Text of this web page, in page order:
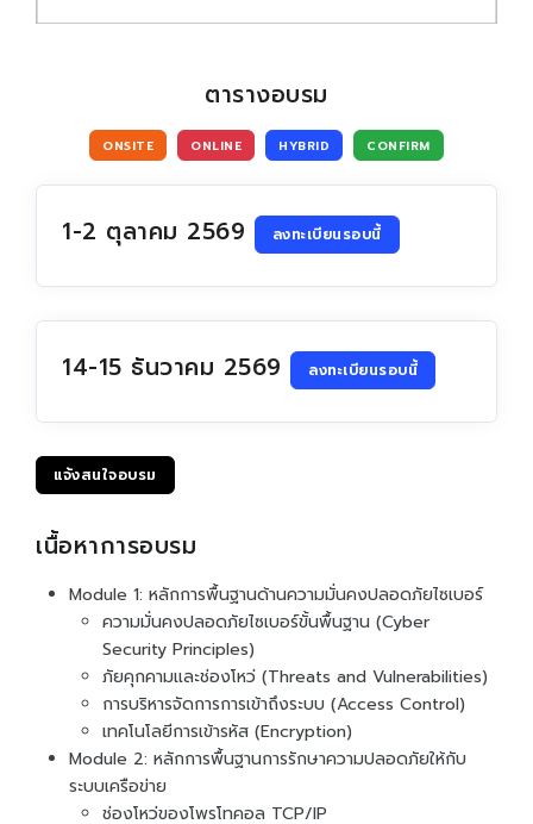
ตารางอบรม
ONSITE ONLINE HYBRID CONFIRM
1-2 ตุลาคม 2569 ลงทะเบียนรอบนี้
14-15 ธันวาคม 2569 ลงทะเบียนรอบนี้
แจ้งสนใจอบรม
เนื้อหาการอบรม
Module 1: หลักการพื้นฐานด้านความมั่นคงปลอดภัยไซเบอร์
ความมั่นคงปลอดภัยไซเบอร์ขั้นพื้นฐาน (Cyber
Security Principles)
ภัยคุกคามและช่องโหว่ (Threats and Vulnerabilities)
การบริหารจัดการการเข้าถึงระบบ (Access Control)
เทคโนโลยีการเข้ารหัส (Encryption)
Module 2: หลักการพื้นฐานการรักษาความปลอดภัยให้กับ
ระบบเครือข่าย
ช่องโหว่ของโพรโทคอล TCP/IP